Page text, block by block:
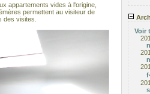
appartements vides à l'origine,
permettent au visiteur de
des visites.
Voir